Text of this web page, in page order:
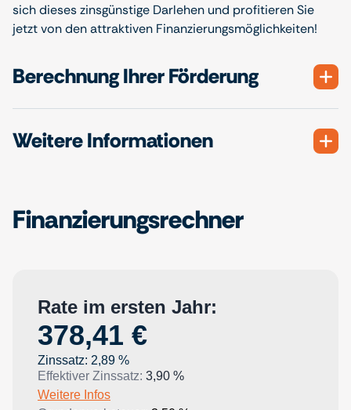
sich dieses zinsgünstige Darlehen und profitieren Sie
jetzt von den attraktiven Finanzierungsmöglichkeiten!
Berechnung Ihrer Förderung
Weitere Informationen
Finanzierungsrechner